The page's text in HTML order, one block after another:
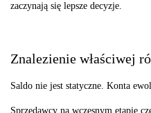
zaczynają się lepsze decyzje.
Znalezienie właściwej
Saldo nie jest statyczne. Konta
Sprzedawcy na wczesnym etapie